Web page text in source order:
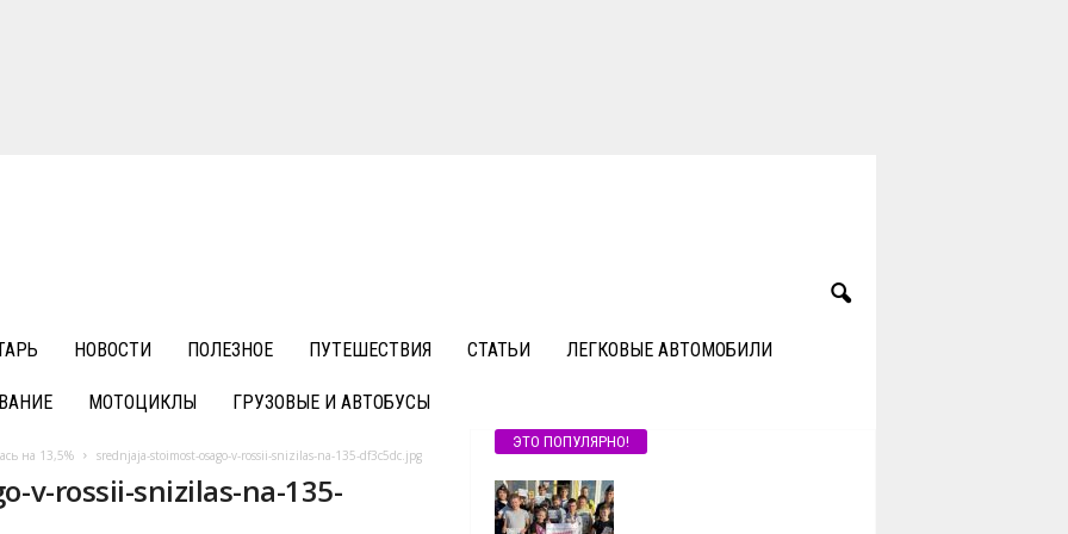
НОВОСТИ ПОЛЕЗНОЕ ПУТЕШЕСТВИЯ СТАТЬИ ЛЕГКОВЫЕ АВТОМОБИЛИ
МОТОЦИКЛЫ ГРУЗОВЫЕ И АВТОБУСЫ
на 13,5% srednjaja-stoimost-osago-v-rossii-snizilas-na-135-df3c5dc.jpg
v-rossii-snizilas-na-135-
ЭТО ПОПУЛЯРНО!